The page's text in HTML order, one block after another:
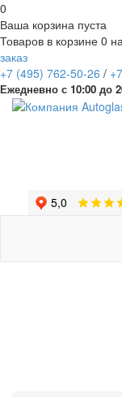
0
Ваша корзина пуста
Товаров в корзине 0
заказ
+7 (495) 762-50-26 / +7
Ежедневно с 10:00 до